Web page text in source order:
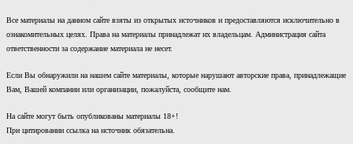
Все материалы на данном сайте взяты из открытых источников и предоставляются исключительно в
ознакомительных целях. Права на материалы принадлежат их владельцам. Администрация сайта
ответственности за содержание материала не несет.
Если Вы обнаружили на нашем сайте материалы, которые нарушают авторские права, принадлежащие
Вам, Вашей компании или организации, пожалуйста, сообщите нам.
На сайте могут быть опубликованы материалы 18+!
При цитировании ссылка на источник обязательна.